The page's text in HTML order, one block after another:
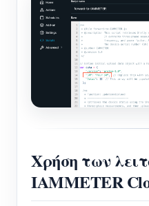
Χρήση των
IAMMETER